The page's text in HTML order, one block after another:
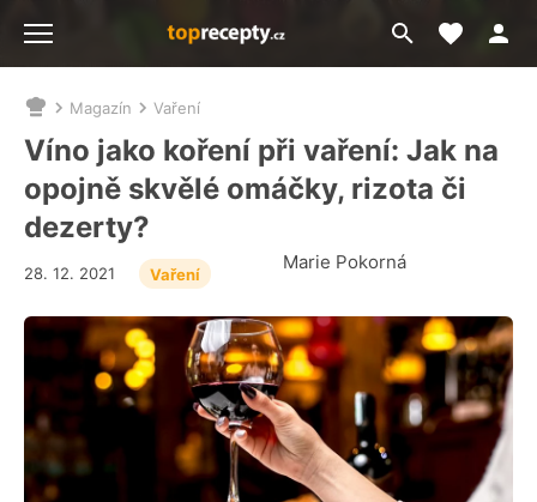
Přejít
na
Moje
Nacházíte
se
zde:
Magazín Vaření
Víno jako koření při vaření: Jak na
opojně skvělé omáčky, rizota či
dezerty?
Marie Pokorná
28. 12. 2021 Vaření